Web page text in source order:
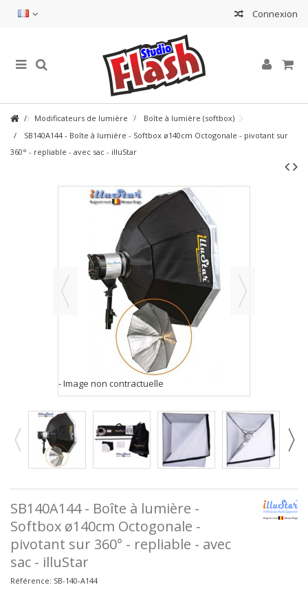
Connexion
Modificateurs de lumière
Boîte à lumière (softbox)
SB140A144 - Boîte à lumière - Softbox ø140cm Octogonale - pivotant sur
360° - repliable - avec sac - illuStar
- Image non contractuelle
SB140A144 - Boîte à lumière -
Softbox ø140cm Octogonale -
pivotant sur 360° - repliable - avec
sac - illuStar
Référence: SB-140-A144